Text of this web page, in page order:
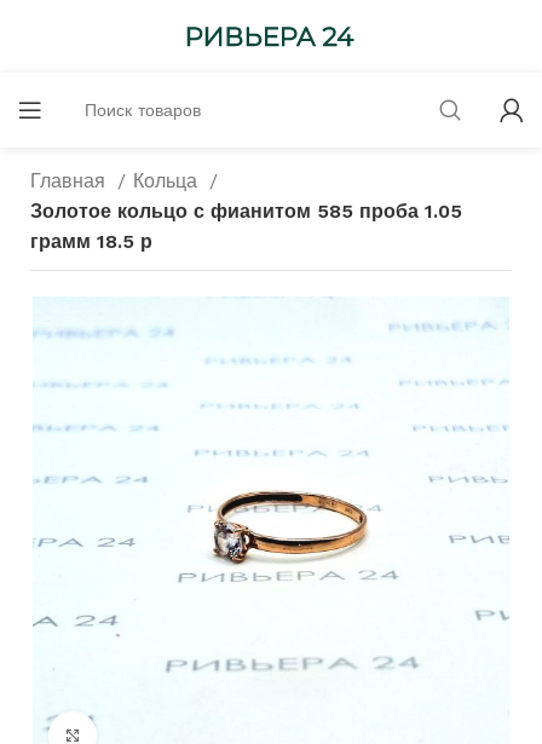
Главная
Кольца
Золотое кольцо с фианитом 585 проба 1.05
грамм 18.5 р